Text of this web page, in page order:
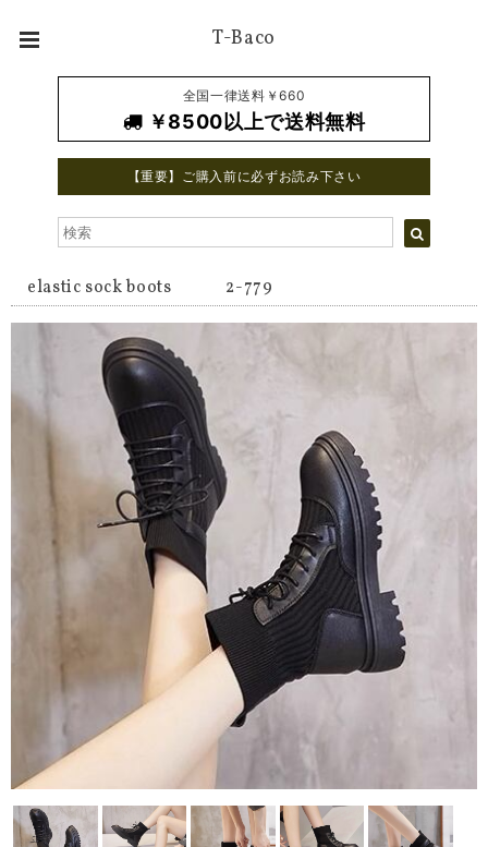
T-Baco
全国一律送料￥660
￥8500以上で送料無料
【重要】ご購入前に必ずお読み下さい
elastic sock boots 2-779